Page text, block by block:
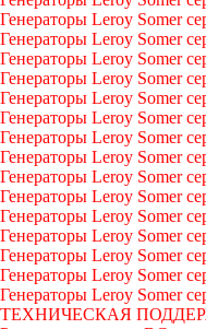
Генераторы Leroy Somer
Генераторы Leroy Somer
Генераторы Leroy Somer
Генераторы Leroy Somer
Генераторы Leroy Somer
Генераторы Leroy Somer
Генераторы Leroy Somer
Генераторы Leroy Somer
Генераторы Leroy Somer
Генераторы Leroy Somer
Генераторы Leroy Somer
Генераторы Leroy Somer
Генераторы Leroy Somer
Генераторы Leroy Somer
Генераторы Leroy Somer
ТЕХНИЧЕСКАЯ